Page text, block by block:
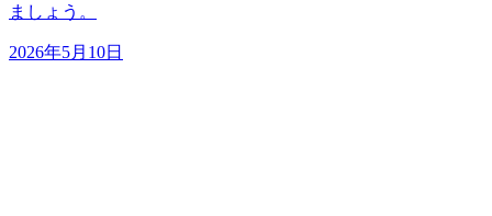
ましょう。
2026年5月10日